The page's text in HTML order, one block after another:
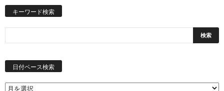
キーワード検索
日付ベース検索